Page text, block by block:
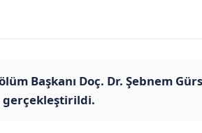
Başkanı Doç. Dr. Şebnem
gerçekleştirildi.